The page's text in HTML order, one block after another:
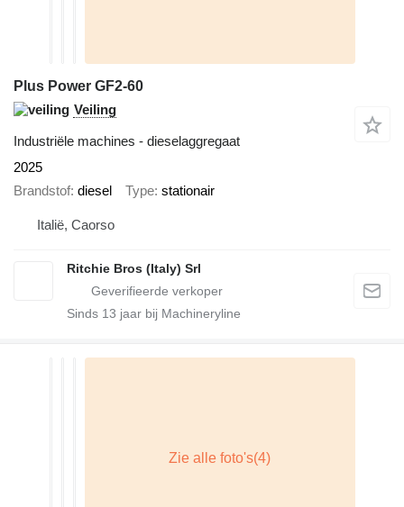
Plus Power GF2-60
Veiling
Industriële machines - dieselaggregaat
2025
Brandstof diesel Type stationair
Italië, Caorso
Ritchie Bros (Italy) Srl
Sinds 13 jaar bij Machineryline